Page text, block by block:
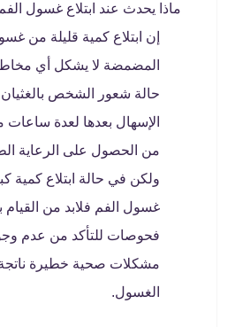
ماذا يحدث عند ابتلاع غسول
إن ابتلاع كمية قليلة من
المضمضة لا يشكل أي
حالة شعور الشخص بالغثيان
الإسهال بعدها لعدة ساعات
من الحصول على الرعاية
ولكن في حالة ابتلاع كمية
غسول الفم فلابد من القيام
فحوصات للتأكد من عدم
مشكلات صحية خطيرة ناتجة
الغسول.